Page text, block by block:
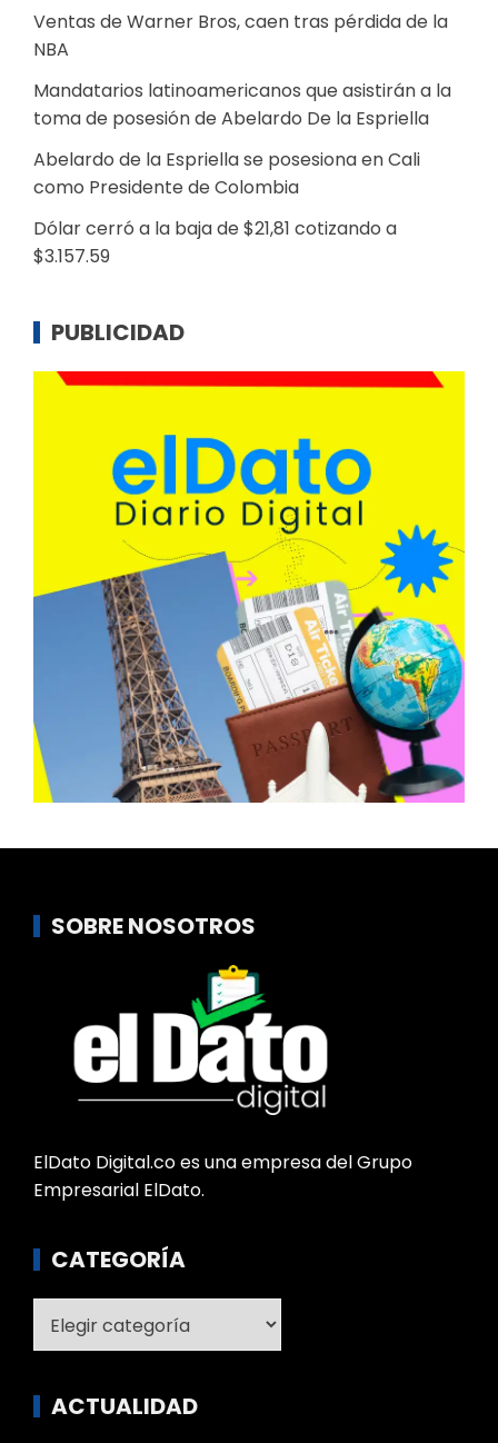
Ventas de Warner Bros, caen tras pérdida de la
NBA
Mandatarios latinoamericanos que asistirán a la
toma de posesión de Abelardo De la Espriella
Abelardo de la Espriella se posesiona en Cali
como Presidente de Colombia
Dólar cerró a la baja de $21,81 cotizando a
$3.157.59
PUBLICIDAD
SOBRE NOSOTROS
ElDato Digital.co es una empresa del Grupo
Empresarial ElDato.
CATEGORÍA
ACTUALIDAD